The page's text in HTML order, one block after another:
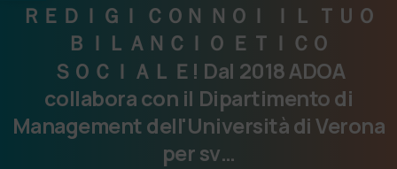
ＲＥＤＩＧＩ ＣＯＮ ＮＯＩ
ＩＬ ＴＵＯ
ＢＩＬＡＮＣＩＯ ＥＴＩＣＯ
ＳＯＣＩＡＬＥ! Dal 2018ADOA
collaboracon il Dipartimentodi
Managementdell'UniversitàdiVerona
persv…